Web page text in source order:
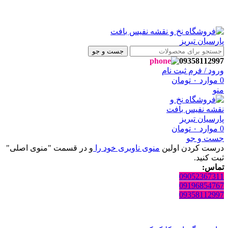
جست و جو
09358112997
ورود / فرم ثبت نام
0 موارد ۰ تومان
منو
0 موارد ۰ تومان
جست و جو
درست کردن اولین منوی ناوبری خود را و در قسمت "منوی اصلی"
ثبت کنید.
تماس:
09052367311
09196854767
09358112997